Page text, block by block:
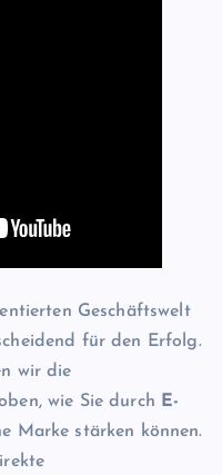
Geschäftswelt
für den Erfolg.
wir die
wie Sie durch E-
Marke stärken können.